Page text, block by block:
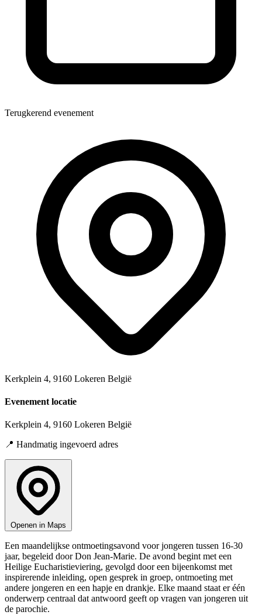
Terugkerend evenement
Kerkplein 4, 9160 Lokeren België
Evenement locatie
Kerkplein 4, 9160 Lokeren België
📍 Handmatig ingevoerd adres
Openen in Maps
+
−
Een maandelijkse ontmoetingsavond voor jongeren tussen 16-30
jaar, begeleid door Don Jean-Marie. De avond begint met een
Heilige Eucharistieviering, gevolgd door een bijeenkomst met
inspirerende inleiding, open gesprek in groep, ontmoeting met
andere jongeren en een hapje en drankje. Elke maand staat er één
onderwerp centraal dat antwoord geeft op vragen van jongeren uit
de parochie.